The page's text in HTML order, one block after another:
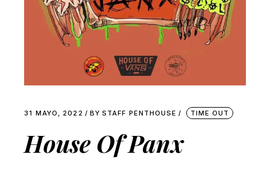
31 MAYO, 2022 BY STAFF PENTHOUSE TIME OUT
House Of Panx